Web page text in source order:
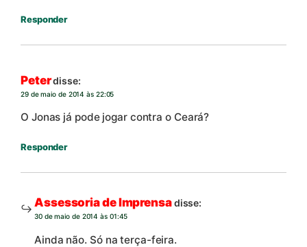
Responder
Peterdisse:
29 de maio de 2014 às 22:05
O Jonas já pode jogar contra o Ceará?
Responder
Assessoria de Imprensadisse:
30 de maio de 2014 às 01:45
Ainda não. Só na terça-feira.